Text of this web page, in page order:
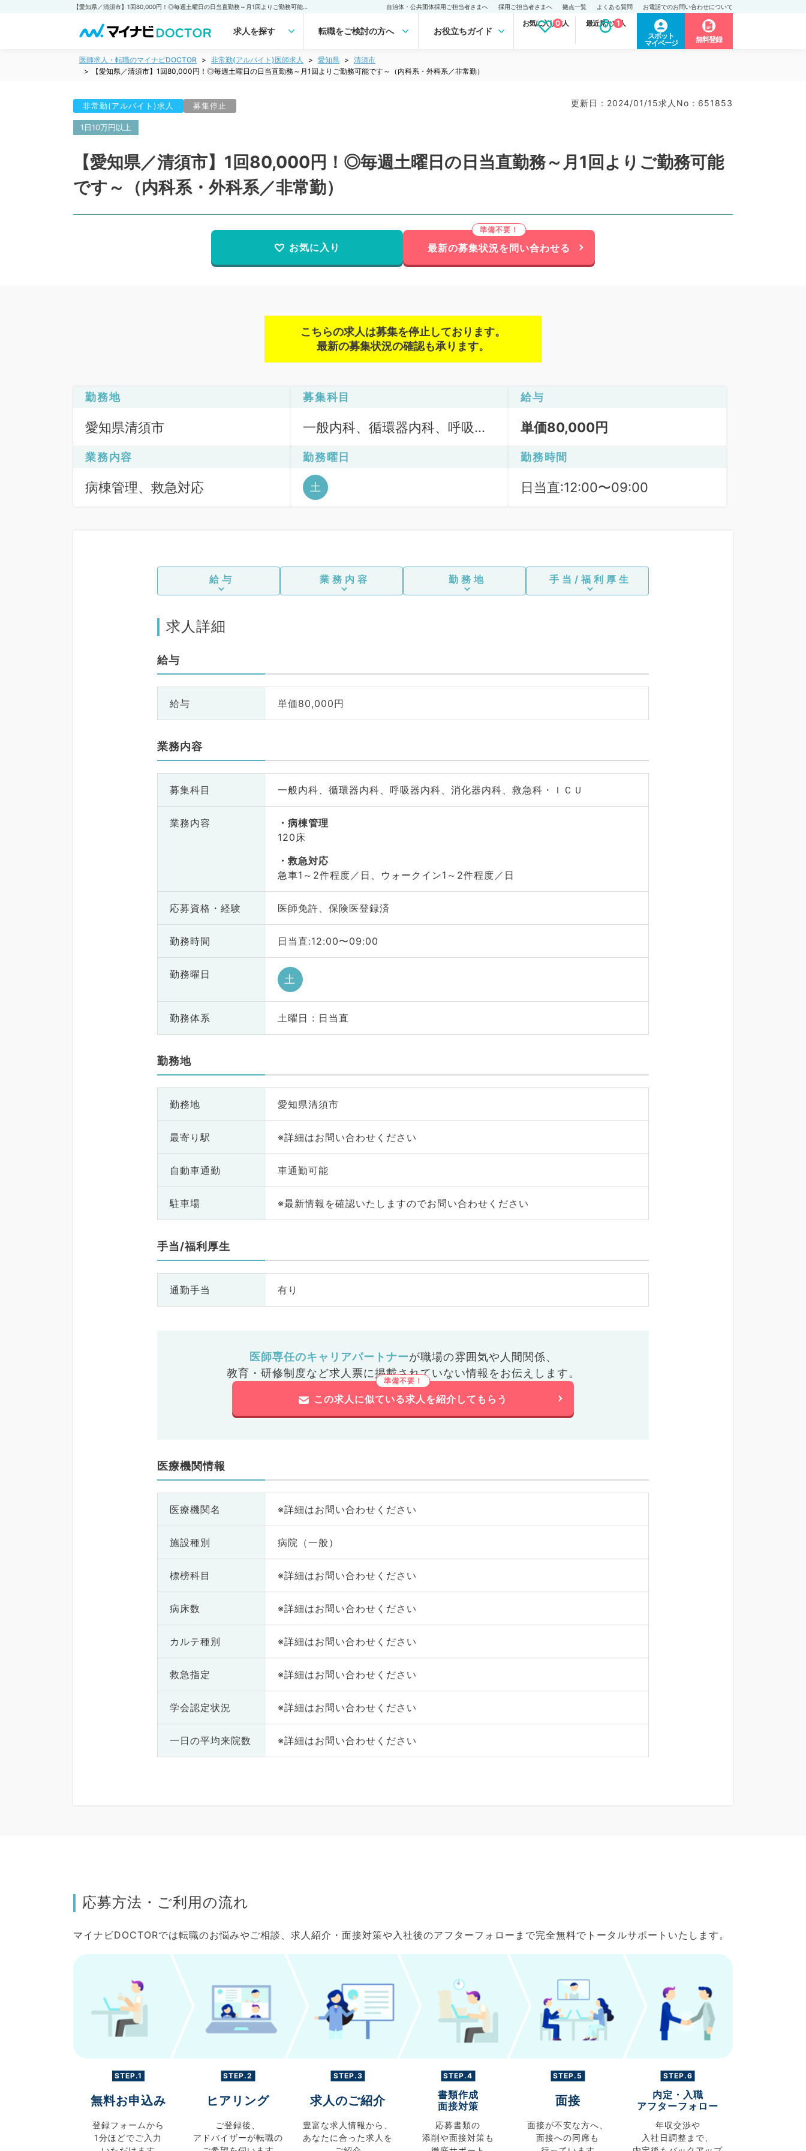
自治体・公共団体採用ご担当者さまへ 採用ご担当者さまへ 拠点一覧 よくある質問 お電話でのお問い合わせについて
求人を探す 転職をご検討の方へ お役立ちガイド
お気に入り求人
0 最近見た求人
1
スポット
マイページ
無料登録
医師求人・転職のマイナビDOCTOR 非常勤(アルバイト)医師求人 愛知県
清須市
【愛知県／清須市】1回80,000円！◎毎週土曜日の日当直勤務～月1回よりご勤務可能です～（内科系・外科系／非常勤）
非常勤(アルバイト)求人 募集停止 更新日 : 2024/01/15求人No : 651853
1日10万円以上
【愛知県／清須市】1回80,000円！◎毎週土曜日の日当直勤務～月1回よりご勤務可能
です～（内科系・外科系／非常勤）
お気に入り 最新の募集状況を問い合わせる
こちらの求人は募集を停止しております。
最新の募集状況の確認も承ります。
勤務地
愛知県清須市
募集科目
一般内科、循環器内科、呼吸器
ＣＵ
給与
単価80,000円
業務内容
病棟管理、救急対応
勤務曜日
土
勤務時間
日当直:12:00〜09:00
給与 業務内容 勤務地 手当/福利厚生
求人詳細
給与
給与 単価80,000円
業務内容
募集科目 一般内科、循環器内科、呼吸器内科、消化器内科、救急科・ＩＣＵ
業務内容
病棟管理
120床
救急対応
急車1～2件程度／日、ウォークイン1～2件程度／日
応募資格・ 経験 医師免許、保険医登録済
勤務時間 日当直:12:00〜09:00
勤務曜日 土
勤務体系 土曜日 : 日当直
勤務地
勤務地 愛知県清須市
最寄り駅 ※詳細はお問い合わせください
自動車通勤 車通勤可能
駐車場 ※最新情報を確認いたしますのでお問い合わせください
手当/福利厚生
通勤手当 有り
医師専任のキャリアパートナーが職場の雰囲気や人間関係、
教育・研修制度など求人票に掲載されていない情報をお伝えします。
この求人に似ている求人を紹介してもらう
医療機関情報
医療機関名 ※詳細はお問い合わせください
施設種別 病院（一般）
標榜科目 ※詳細はお問い合わせください
病床数 ※詳細はお問い合わせください
カルテ種別 ※詳細はお問い合わせください
救急指定 ※詳細はお問い合わせください
学会認定状況 ※詳細はお問い合わせください
一日の平均来院数 ※詳細はお問い合わせください
応募方法・ご利用の流れ
マイナビDOCTORでは転職のお悩みやご相談、求人紹介・面接対策や入社後のアフターフォローまで完全無料でトータルサポートいたします。
STEP.1
無料お申込み
登録フォームから
1分ほどでご入力
STEP.2
ヒアリング
ご登録後、
アドバイザーが転職の
STEP.3
求人のご紹介
豊富な求人情報から、
あなたに合った求人を
STEP.4
書類作成
面接対策
応募書類の
添削や面接対策も
STEP.5
面接
面接が不安な方へ、
面接への同席も
STEP.6
内定・入職
アフターフォロー
年収交渉や
入社日調整まで、